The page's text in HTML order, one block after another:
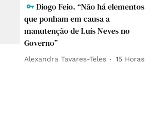
Diogo Feio. “Não há elementos
que ponham em causa a
manutenção de Luís Neves no
Governo”
Alexandra Tavares-Teles 15 Horas